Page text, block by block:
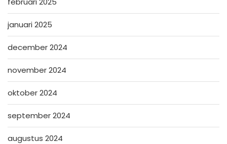
januari 2025
december 2024
november 2024
oktober 2024
september 2024
augustus 2024